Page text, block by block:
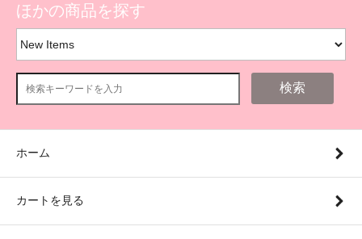
ほかの商品を探す
検索
ホーム
カートを見る